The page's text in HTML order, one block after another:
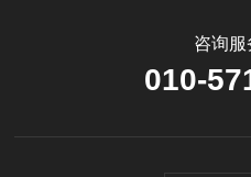
咨询
010-